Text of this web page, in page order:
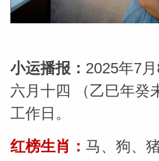
小运播报： 2025年7
六月十四 （乙巳年癸
工作日。
红榜生肖： 马、狗、